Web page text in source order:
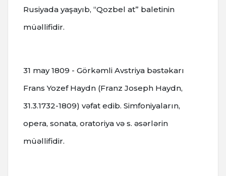
Rusiyada yaşayıb, “Qozbel at” baletinin
müəllifidir.
31 may 1809 - Görkəmli Avstriya bəstəkarı
Frans Yozef Haydn (Franz Joseph Haydn,
31.3.1732-1809) vəfat edib. Simfoniyaların,
opera, sonata, oratoriya və s. əsərlərin
müəllifidir.